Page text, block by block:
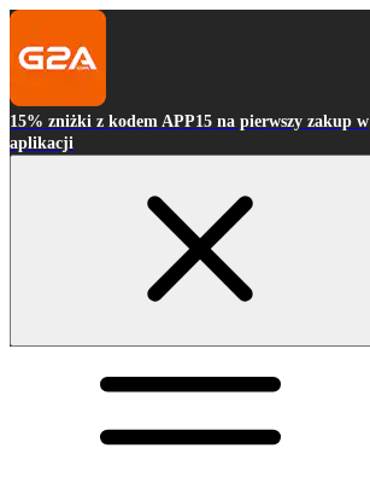
15% zniżki z kodem APP15 na pierwszy zakup w
aplikacji